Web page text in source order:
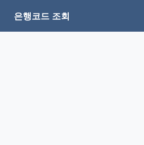
은행코드 조회